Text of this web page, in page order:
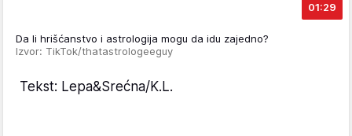
01:29
Da li hrišćanstvo i astrologija mogu da idu zajedno?
Izvor: TikTok/thatastrologeeguy
Tekst: Lepa&Srećna/K.L.